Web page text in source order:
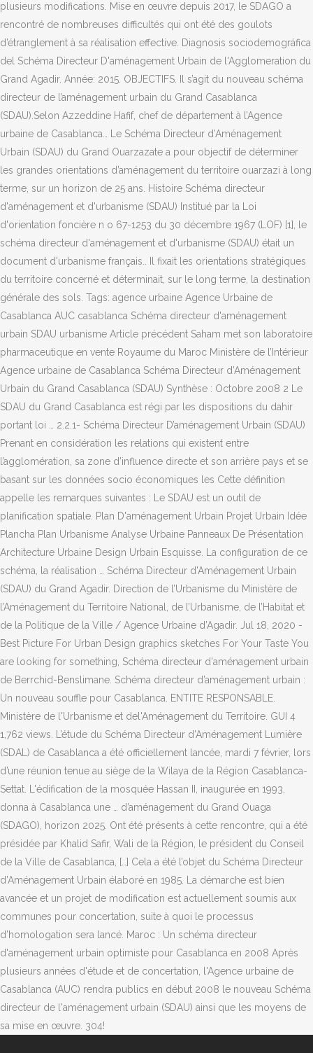
plusieurs modifications. Mise en œuvre depuis 2017, le SDAGO a
rencontré de nombreuses difficultés qui ont été des goulots
d’étranglement à sa réalisation effective. Diagnosis sociodemográfica
del Schéma Directeur D'aménagement Urbain de l'Agglomeration du
Grand Agadir. Année: 2015. OBJECTIFS. Il s’agit du nouveau schéma
directeur de l’aménagement urbain du Grand Casablanca
(SDAU).Selon Azzeddine Hafif, chef de département à l’Agence
urbaine de Casablanca… Le Schéma Directeur d’Aménagement
Urbain (SDAU) du Grand Ouarzazate a pour objectif de déterminer
les grandes orientations d’aménagement du territoire ouarzazi à long
terme, sur un horizon de 25 ans. Histoire Schéma directeur
d'aménagement et d'urbanisme (SDAU) Institué par la Loi
d'orientation foncière n o 67-1253 du 30 décembre 1967 (LOF) [1], le
schéma directeur d'aménagement et d'urbanisme (SDAU) était un
document d'urbanisme français.. Il fixait les orientations stratégiques
du territoire concerné et déterminait, sur le long terme, la destination
générale des sols. Tags: agence urbaine Agence Urbaine de
Casablanca AUC casablanca Schéma directeur d'aménagement
urbain SDAU urbanisme Article précédent Saham met son laboratoire
pharmaceutique en vente Royaume du Maroc Ministère de l’Intérieur
Agence urbaine de Casablanca Schéma Directeur d’Aménagement
Urbain du Grand Casablanca (SDAU) Synthèse : Octobre 2008 2 Le
SDAU du Grand Casablanca est régi par les dispositions du dahir
portant loi … 2.2.1- Schéma Directeur D’aménagement Urbain (SDAU)
Prenant en considération les relations qui existent entre
l’agglomération, sa zone d’influence directe et son arrière pays et se
basant sur les données socio économiques les Cette définition
appelle les remarques suivantes : Le SDAU est un outil de
planification spatiale. Plan D'aménagement Urbain Projet Urbain Idée
Plancha Plan Urbanisme Analyse Urbaine Panneaux De Présentation
Architecture Urbaine Design Urbain Esquisse. La configuration de ce
schéma, la réalisation … Schéma Directeur d’Aménagement Urbain
(SDAU) du Grand Agadir. Direction de l’Urbanisme du Ministère de
l’Aménagement du Territoire National, de l’Urbanisme, de l’Habitat et
de la Politique de la Ville / Agence Urbaine d’Agadir. Jul 18, 2020 -
Best Picture For Urban Design graphics sketches For Your Taste You
are looking for something, Schéma directeur d'aménagement urbain
de Berrchid-Benslimane. Schéma directeur d’aménagement urbain :
Un nouveau souffle pour Casablanca. ENTITE RESPONSABLE.
Ministère de l'Urbanisme et del'Aménagement du Territoire. GUI 4
1,762 views. L’étude du Schéma Directeur d’Aménagement Lumière
(SDAL) de Casablanca a été officiellement lancée, mardi 7 février, lors
d’une réunion tenue au siège de la Wilaya de la Région Casablanca-
Settat. L'édification de la mosquée Hassan II, inaugurée en 1993,
donna à Casablanca une … d’aménagement du Grand Ouaga
(SDAGO), horizon 2025. Ont été présents à cette rencontre, qui a été
présidée par Khalid Safir, Wali de la Région, le président du Conseil
de la Ville de Casablanca, […] Cela a été l’objet du Schéma Directeur
d’Aménagement Urbain élaboré en 1985. La démarche est bien
avancée et un projet de modification est actuellement soumis aux
communes pour concertation, suite à quoi le processus
d’homologation sera lancé. Maroc : Un schéma directeur
d'aménagement urbain optimiste pour Casablanca en 2008 Après
plusieurs années d'étude et de concertation, l'Agence urbaine de
Casablanca (AUC) rendra publics en début 2008 le nouveau Schéma
directeur de l'aménagement urbain (SDAU) ainsi que les moyens de
sa mise en œuvre. 304!